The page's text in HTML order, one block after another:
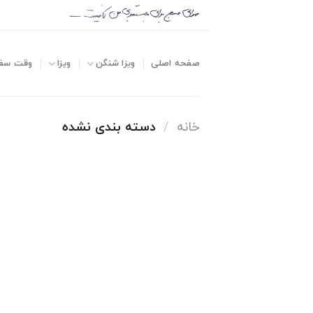
صفحه اصلی ویزا شنگن ویزا وقت
خانه / دسته بندی نشده